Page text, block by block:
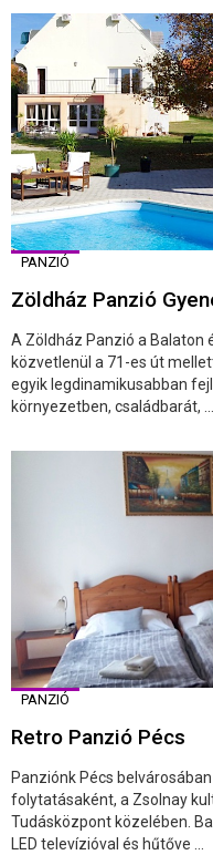
PANZIÓ
Zöldház Panzió
A Zöldház Panzió a Balaton
közvetlenül a 71-es út
egyik legdinamikusabban
környezetben, családbarát, ...
PANZIÓ
Retro Panzió Pécs
Panziónk Pécs
folytatásaként, a Zsolnay
Tudásközpont közelében.
LED televízióval és hűtőve ...